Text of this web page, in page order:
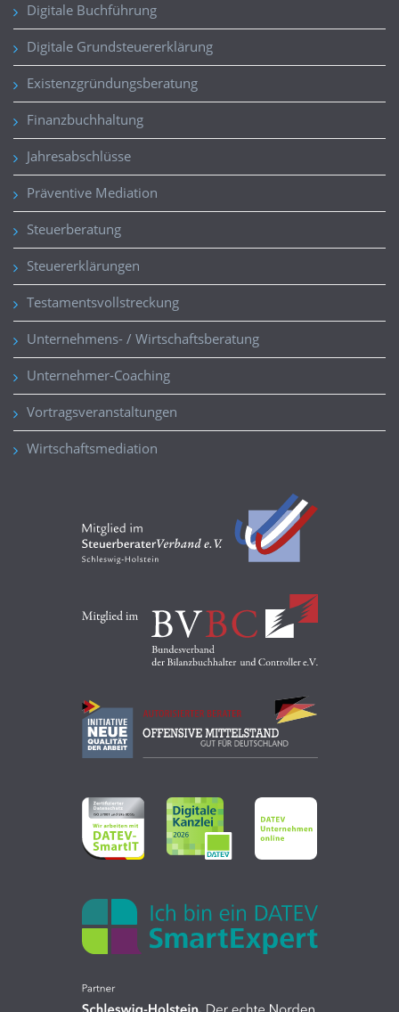
Digitale Buchführung
Digitale Grundsteuererklärung
Existenzgründungsberatung
Finanzbuchhaltung
Jahresabschlüsse
Präventive Mediation
Steuerberatung
Steuererklärungen
Testamentsvollstreckung
Unternehmens- / Wirtschaftsberatung
Unternehmer-Coaching
Vortragsveranstaltungen
Wirtschaftsmediation